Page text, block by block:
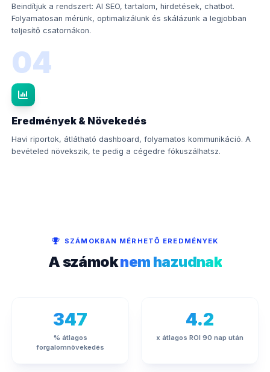
Beindítjuk a rendszert: AI SEO, tartalom, hirdetések, chatbot.
Folyamatosan mérünk, optimalizálunk és skálázunk a legjobban
teljesítő csatornákon.
04
Eredmények & Növekedés
Havi riportok, átlátható dashboard, folyamatos kommunikáció. A
bevételed növekszik, te pedig a cégedre fókuszálhatsz.
SZÁMOKBAN MÉRHETŐ EREDMÉNYEK
A számoknem hazudnak
347
% átlagos
forgalomnövekedés
4.2
x átlagos ROI 90 nap után